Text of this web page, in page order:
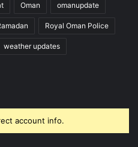
Oman omanupdate
Royal Oman Police
weather updates
account info.